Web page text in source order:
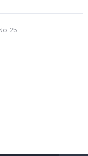
25